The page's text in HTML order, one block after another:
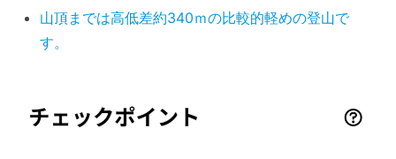
山頂までは高低差約340ｍの比較的軽めの登山で
す。